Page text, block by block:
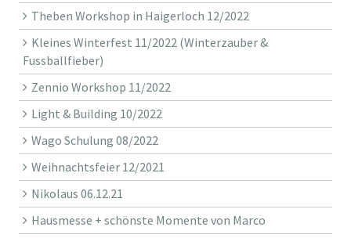
Theben Workshop in Haigerloch 12/2022
Kleines Winterfest 11/2022 (Winterzauber &
Fussballfieber)
Zennio Workshop 11/2022
Light & Building 10/2022
Wago Schulung 08/2022
Weihnachtsfeier 12/2021
Nikolaus 06.12.21
Hausmesse + schönste Momente von Marco